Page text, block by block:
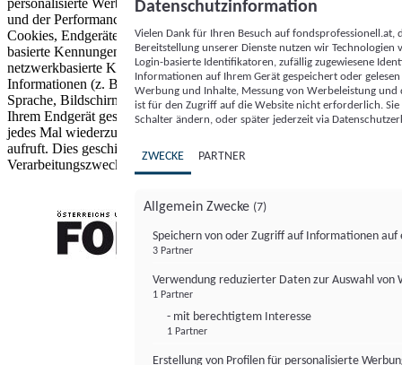
und der Performance von Inhalten sowie Zielgruppenforschung.
Cookies, Endgeräte- oder ähnliche Online-Kennungen (z. B. login-
basierte Kennungen, zufällig generierte Kennungen,
netzwerkbasierte Kennungen) können zusammen mit anderen
Informationen (z. B. Browsertyp und Browserinformationen,
Sprache, Bildschirmgröße, unterstützte Technologien usw.) auf
Ihrem Endgerät gespeichert oder von dort ausgelesen werden, um es
jedes Mal wiederzuerkennen, wenn es eine App oder einer Webseite
aufruft. Dies geschieht für einen oder mehrere der hier aufgeführten
Verarbeitungszwecke.
Datenschutzinformation
Vielen Dank für Ihren Besuch auf
Bereitstellung unserer Dienste nutzen wir Technologien
Login-basierte Identifikatoren, zufällig zugewiesene
Informationen auf Ihrem Gerät gespeichert oder
Werbung und Inhalte, Messung von Werbeleistung
ist für den Zugriff auf die Website nicht erforderlich.
Schalter ändern, oder später jederzeit via
ZWECKE PARTNER
Allgemein Zwecke (7)
Speichern von oder Zugriff auf Informationen auf
3 Partner
Verwendung reduzierter Daten zur Auswahl von
1 Partner
- mit berechtigtem Interesse
1 Partner
Erstellung von Profilen für personalisierte
FONDS professionell